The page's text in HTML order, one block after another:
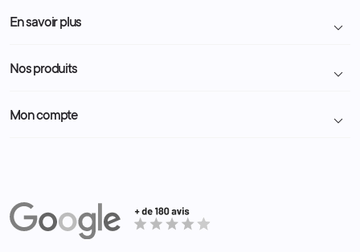
Livraison et retour colis
Demande de devis
Nous contacter
En savoir plus 
Programme Fidélité
Administration
Nos produits 
Police Municipale | ASVP
Equipements
Bagagerie
Mon compte 
Adresses
Bons de réduction